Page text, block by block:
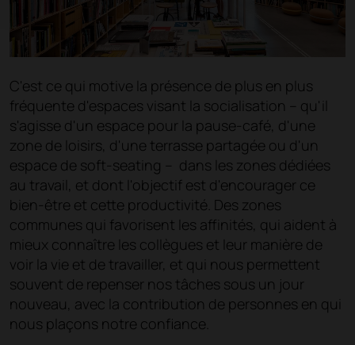
C'est ce qui motive la présence de plus en plus
fréquente d'espaces visant la socialisation – qu'il
s'agisse d'un espace pour la pause-café, d'une
zone de loisirs, d'une terrasse partagée ou d'un
espace de soft-seating – dans les zones dédiées
au travail, et dont l'objectif est d'encourager ce
bien-être et cette productivité. Des zones
communes qui favorisent les affinités, qui aident à
mieux connaître les collègues et leur manière de
voir la vie et de travailler, et qui nous permettent
souvent de repenser nos tâches sous un jour
nouveau, avec la contribution de personnes en qui
nous plaçons notre confiance.